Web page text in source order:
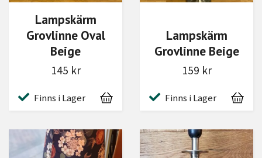
Lampskärm
Grovlinne Oval
Beige
145 kr
Finns i Lager
Lampskärm
Grovlinne Beige
159 kr
Finns i Lager